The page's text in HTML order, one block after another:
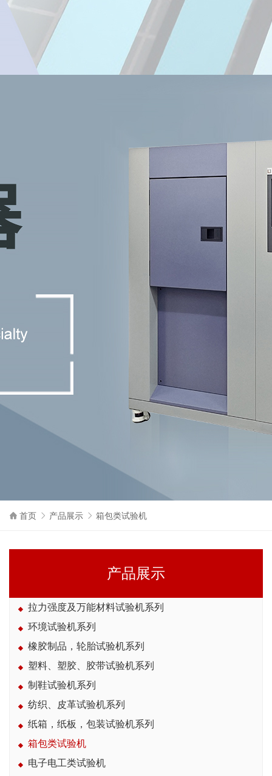
首页 产品展示 箱包类试验机
产品展示
拉力强度及万能材料试验机系列
环境试验机系列
橡胶制品，轮胎试验机系列
塑料、塑胶、胶带试验机系列
制鞋试验机系列
纺织、皮革试验机系列
纸箱，纸板，包装试验机系列
箱包类试验机
电子电工类试验机